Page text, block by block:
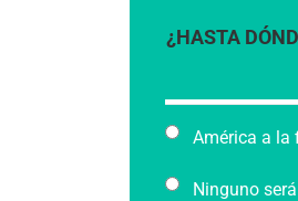
¿HASTA
América a la
Ninguno